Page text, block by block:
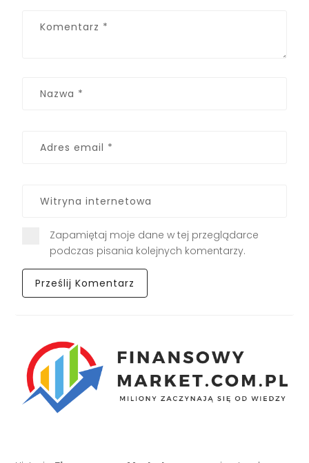
Zapamiętaj moje dane w tej przeglądarce
podczas pisania kolejnych komentarzy.